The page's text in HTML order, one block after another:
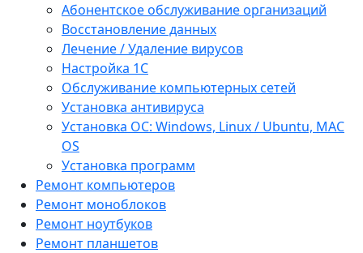
Абонентское обслуживание организаций
Восстановление данных
Лечение / Удаление вирусов
Настройка 1С
Обслуживание компьютерных сетей
Установка антивируса
Установка ОС: Windows, Linux / Ubuntu, МАС
OS
Установка программ
Ремонт компьютеров
Ремонт моноблоков
Ремонт ноутбуков
Ремонт планшетов